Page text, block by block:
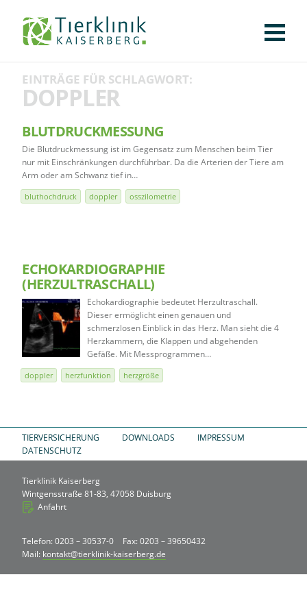
KLINIK
CHIRURGIE
AUGENHEILKUNDE
KARDIOLOGIE
BILDGEBUNG
INNERE MEDIZIN
WEITERE
AKTUELLES
LEXIKON
KONTAKT
Tierklinik
Kaiserberg
EINTRÄGE FÜR SCHLAGWORT:
DOPPLER
BLUTDRUCKMESSUNG
Die Blutdruckmessung ist im Gegensatz zum Menschen beim Tier
nur mit Einschränkungen durchführbar. Da die Arterien der Tiere am
Arm oder am Schwanz tief in…
bluthochdruck doppler osszilometrie
ECHOKARDIOGRAPHIE
(HERZULTRASCHALL)
Echokardiographie bedeutet Herzultraschall.
Dieser ermöglicht einen genauen und
schmerzlosen Einblick in das Herz. Man sieht die 4
Herzkammern, die Klappen und abgehenden
Gefäße. Mit Messprogrammen…
doppler herzfunktion herzgröße
TIERVERSICHERUNG DOWNLOADS
IMPRESSUM
DATENSCHUTZ
Tierklinik Kaiserberg
Wintgensstraße 81-83, 47058 Duisburg
Anfahrt
Telefon: 0203 – 30537-0
Fax: 0203 – 39650432
Mail: kontakt@tierklinik-kaiserberg.de